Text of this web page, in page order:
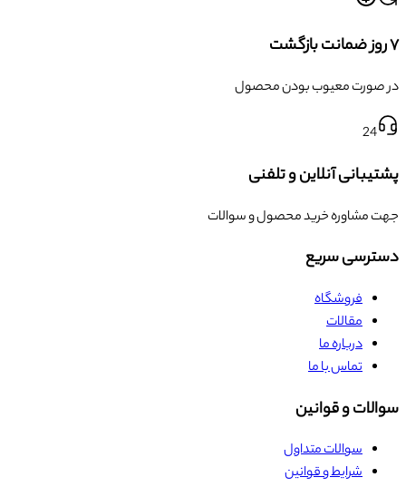
۷ روز ضمانت بازگشت
در صورت معیوب بودن محصول
24
پشتیبانی آنلاین و تلفنی
جهت مشاوره خرید محصول و سوالات
دسترسی سریع
فروشگاه
مقالات
درباره ما
تماس با ما
سوالات و قوانین
سوالات متداول
شرایط و قوانین